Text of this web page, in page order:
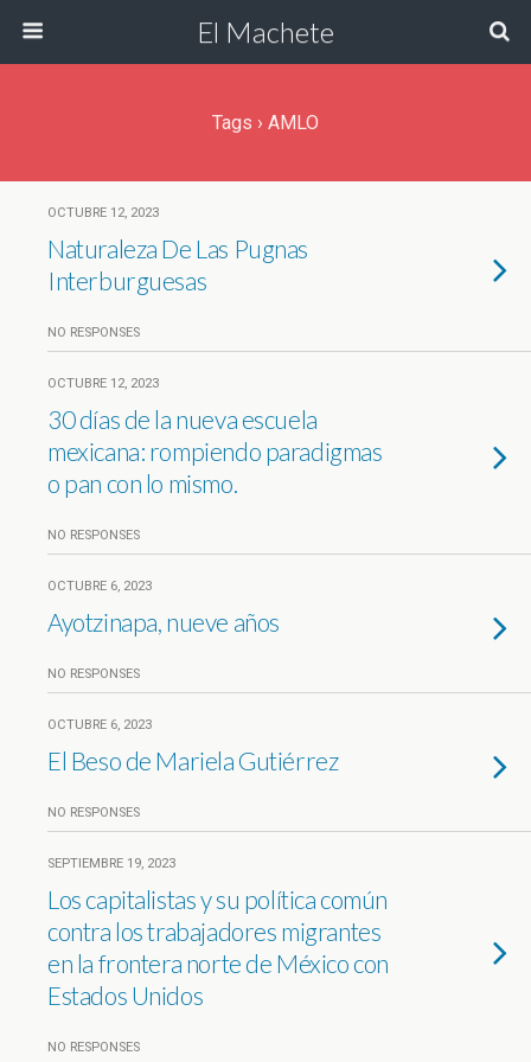
El Machete
Tags › AMLO
OCTUBRE 12, 2023
Naturaleza De Las Pugnas
Interburguesas
NO RESPONSES
OCTUBRE 12, 2023
30 días de la nueva escuela
mexicana: rompiendo paradigmas
o pan con lo mismo.
NO RESPONSES
OCTUBRE 6, 2023
Ayotzinapa, nueve años
NO RESPONSES
OCTUBRE 6, 2023
El Beso de Mariela Gutiérrez
NO RESPONSES
SEPTIEMBRE 19, 2023
Los capitalistas y su política común
contra los trabajadores migrantes
en la frontera norte de México con
Estados Unidos
NO RESPONSES